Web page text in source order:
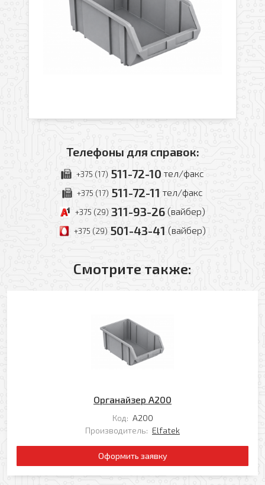
Телефоны для справок:
+375 (17) 511-72-10 тел/факс
+375 (17) 511-72-11 тел/факс
+375 (29) 311-93-26 (вайбер)
+375 (29) 501-43-41 (вайбер)
Смотрите также:
Органайзер А200
Код: А200
Производитель: Elfatek
Оформить заявку
Заказать обратный звонок
Комментарий
Оформить заявку